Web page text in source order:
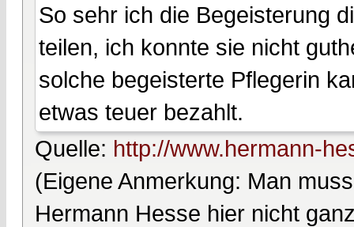
So sehr ich die Begeisterung
teilen, ich konnte sie nicht
solche begeisterte Pflegerin
etwas teuer bezahlt.
Quelle: http://www.hermann-
(Eigene Anmerkung: Man
Hermann Hesse hier nicht